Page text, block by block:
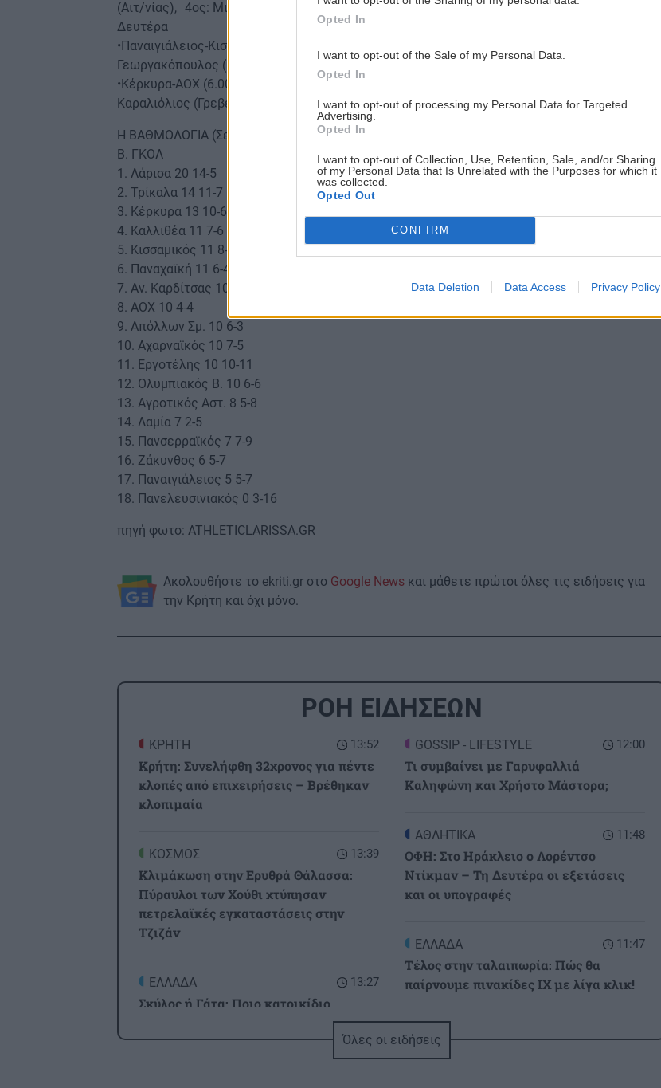
Opted In
I want to opt-out of the Sale of my Personal Data.
Opted In
I want to opt-out of processing my Personal Data for Targeted
Advertising.
Opted In
I want to opt-out of Collection, Use, Retention, Sale, and/or Sharing
of my Personal Data that Is Unrelated with the Purposes for which it
was collected.
Opted Out
CONFIRM
Data Deletion Data Access Privacy Policy
(Αιτ/νίας), 4ος: Μιχαηλίδης (Βοιωτίας).
Δευτέρα
•Παναιγιάλειος-Κισσαμικός (3μ.μ.): Μπλούνας (Φθιώτιδας), Παπανικολάου (Κορινθίας),
Γεωργακόπουλος (Πειραιά), 4ος: Ανδρονικίδης (Πειραιά).
•Κέρκυρα-ΑΟΧ (6.00μ.μ. ΟΤΕ): Τ. Τίκας (Καρδίτσας), Τακόπουλος, Χ. Τίκας (Καρδίτσας), 4ος:
Καραλιόλιος (Γρεβενών).
Η ΒΑΘΜΟΛΟΓΙΑ (Σε 7 αγώνες)
Β. ΓΚΟΛ
1. Λάρισα 20 14-5
2. Τρίκαλα 14 11-7
3. Κέρκυρα 13 10-6
4. Καλλιθέα 11 7-6
5. Κισσαμικός 11 8-5
6. Παναχαϊκή 11 6-4
7. Αν. Καρδίτσας 10 4-6
8. ΑΟΧ 10 4-4
9. Απόλλων Σμ. 10 6-3
10. Αχαρναϊκός 10 7-5
11. Εργοτέλης 10 10-11
12. Ολυμπιακός Β. 10 6-6
13. Αγροτικός Αστ. 8 5-8
14. Λαμία 7 2-5
15. Πανσερραϊκός 7 7-9
16. Ζάκυνθος 6 5-7
17. Παναιγιάλειος 5 5-7
18. Πανελευσινιακός 0 3-16
πηγή φωτο: ATHLETICLARISSA.GR
Ακολουθήστε το ekriti.gr στο Google News
την Κρήτη και όχι μόνο.
ΡΟΗ ΕΙΔΗΣΕΩΝ
13:52
ΚΡΗΤΗ
Κρήτη: Συνελήφθη 32χρονος για πέντε
κλοπές από επιχειρήσεις – Βρέθηκαν
κλοπιμαία
13:39
ΚΟΣΜΟΣ
Κλιμάκωση στην Ερυθρά Θάλασσα:
Πύραυλοι των Χούθι χτύπησαν
πετρελαϊκές εγκαταστάσεις στην
Τζιζάν
13:27
ΕΛΛΑΔΑ
Σκύλος ή Γάτα: Ποιο κατοικίδιο
«συμφέρει» περισσότερο την τσέπη
σου το 2026;
12:00
GOSSIP - LIFESTYLE
Τι συμβαίνει με Γαρυφαλλιά
Καληφώνη και Χρήστο Μάστορα;
11:48
ΑΘΛΗΤΙΚΑ
ΟΦΗ: Στο Ηράκλειο ο Λορέντσο
Ντίκμαν – Τη Δευτέρα οι εξετάσεις
και οι υπογραφές
11:47
ΕΛΛΑΔΑ
Τέλος στην ταλαιπωρία: Πώς θα
παίρνουμε πινακίδες ΙΧ με λίγα κλικ!
ΚΡΗΤΗ
Κρήτη: Απανωτά περιστατικά μέθης –
Όλες οι ειδήσεις